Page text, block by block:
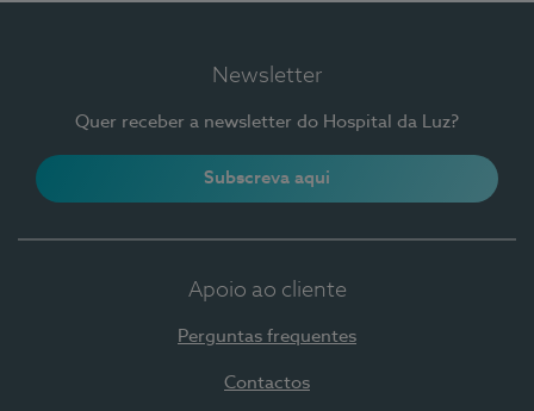
Newsletter
Quer receber a newsletter do Hospital da Luz?
Subscreva aqui
Apoio ao cliente
Perguntas frequentes
Contactos